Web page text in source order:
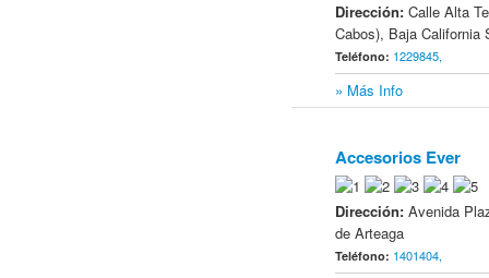
Dirección:Calle Alta
Cabos), Baja California
Teléfono: 1229845,
» Más Info
Accesorios Ever
Dirección:Avenida
de Arteaga
Teléfono: 1401404,